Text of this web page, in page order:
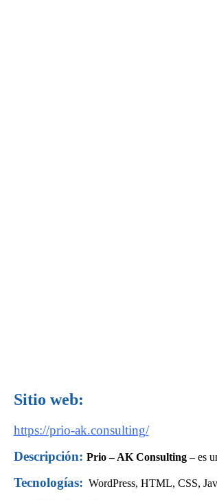
Sitio web:
https://prio-ak.consulting/
Descripción: Prio – AK Consulting– es
Tecnologías: WordPress, HTML, CSS,